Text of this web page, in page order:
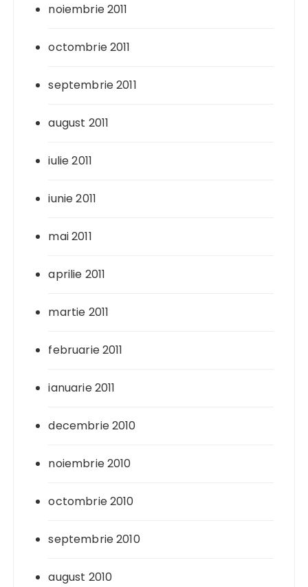
noiembrie 2011
octombrie 2011
septembrie 2011
august 2011
iulie 2011
iunie 2011
mai 2011
aprilie 2011
martie 2011
februarie 2011
ianuarie 2011
decembrie 2010
noiembrie 2010
octombrie 2010
septembrie 2010
august 2010